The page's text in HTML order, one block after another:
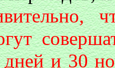
и 30